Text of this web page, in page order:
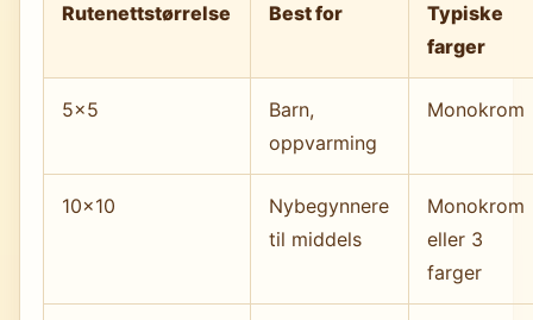
Rutenettstørrelse Best for
Typiske
farger
5×5
Barn,
oppvarming
Monokrom
10×10
Nybegynnere
til middels
Monokrom
eller 3
farger